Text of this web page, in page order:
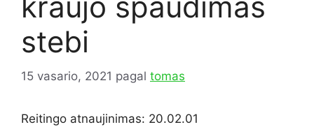
stebi
15 vasario, 2021 pagal tomas
Reitingo atnaujinimas: 20.02.01